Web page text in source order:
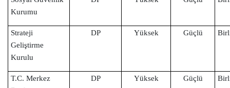
Kurumu
Strateji
Geliştirme
Kurulu
DP Yüksek Güçlü
T.C. Merkez
DP Yüksek Güçlü